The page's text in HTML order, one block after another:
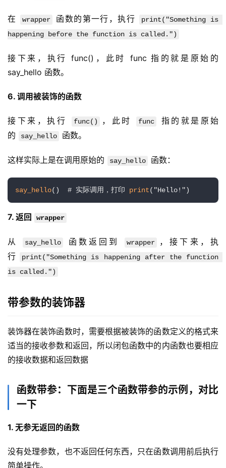
在 wrapper 函数的第一行，执行
print("Something is
happening before the function is called.")
接下来，执行 func()，此时 func 指的就是原始的
say_hello 函数。
6. 调用被装饰的函数
接下来，执行 func() ，此时 func
指的就是原始
的
say_hello 函数。
这样实际上是在调用原始的 say_hello 函数：
say_hello()  # 实际调用，打印 print("Hello!")
7. 返回 wrapper
从 say_hello 函数返回到 wrapper
，接下来，执
行
print("Something is happening after the function
is called.")
带参数的装饰器
装饰器在装饰函数时，需要根据被装饰的函数定义的格式来
适当的接收参数和返回，所以闭包函数中的内函数也要相应
的接收数据和返回数据
函数带参：下面是三个函数带参的示例，对比
一下
1. 无参无返回的函数
没有处理参数，也不返回任何东西，只在函数调用前后执行
简单操作。